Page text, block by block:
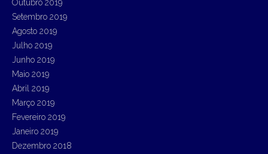
Outubro 2019
Setembro 2019
Agosto 2019
Julho 2019
Junho 2019
Maio 2019
Abril 2019
Março 2019
Fevereiro 2019
Janeiro 2019
Dezembro 2018